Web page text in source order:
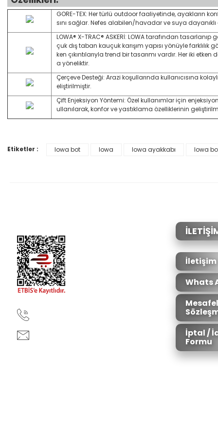
GORE-TEX: Her türlü outdoor faaliyetinde, ayakların
sını sağlar. Nefes alabilen/havadar ve suya
LOWA® X-TRAC® ASKERİ: LOWA tarafından tasarlanıp
çuk dış taban kauçuk karışım yapısı yönüyle farklılık
ken çıkıntılarıyla trend bir tasarımı vardır. Her iki etken
a yöneliktir.
Çerçeve Desteği: Arazi koşullarında kullanıcısına
eliştirilmiştir.
Çift Enjeksiyon Yöntemi: Özel kullanımlar için
ullanılarak, konfor ve yastıklama özelliklerinin
Bu ürünün fiyat bilgisi, resim, ürün açıklamalarında ve diğer
Bu ürüne benzer farklı alternatifler olmalı.
Etiketler : lowa bot lowa lowa ayakkabı lowa
İletişim
Whats
İptal /
Formu